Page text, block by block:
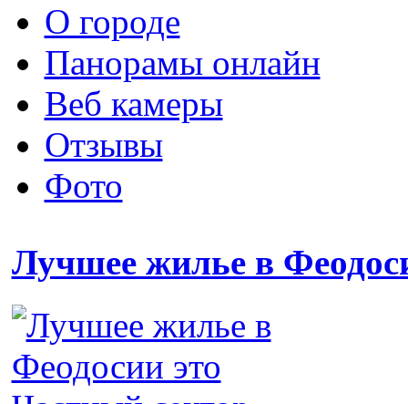
О городе
Панорамы онлайн
Веб камеры
Отзывы
Фото
Лучшее жилье в